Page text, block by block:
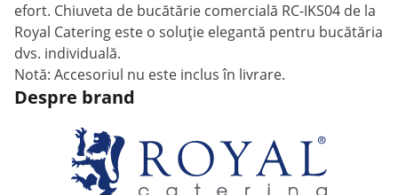
efort. Chiuveta de bucătărie comercială RC-IKS04 de la
Royal Catering este o soluție elegantă pentru bucătăria
dvs. individuală.
Notă: Accesoriul nu este inclus în livrare.
Despre brand